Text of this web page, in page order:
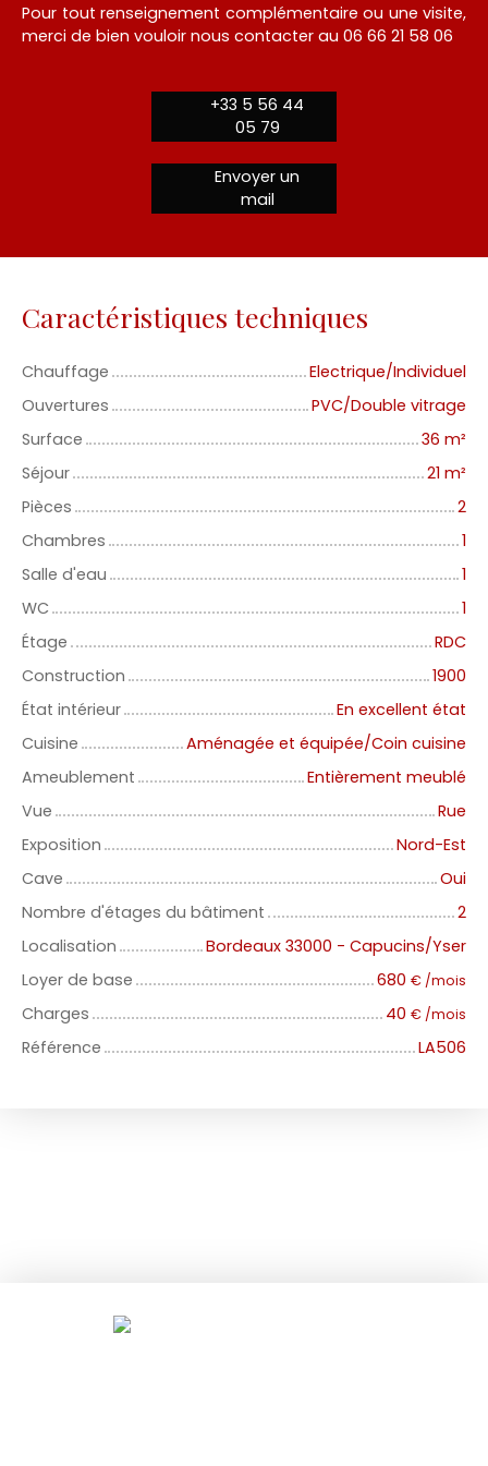
Pour tout renseignement complémentaire ou une visite,
merci de bien vouloir nous contacter au 06 66 21 58 06
+33 5 56 44
05 79
Envoyer un
mail
Caractéristiques techniques
Chauffage
Electrique/Individuel
Ouvertures
PVC/Double vitrage
Surface
36 m²
Séjour
21 m²
Pièces
2
Chambres
1
Salle d'eau
1
WC
1
Étage
RDC
Construction
1900
État intérieur
En excellent état
Cuisine
Aménagée et équipée/Coin cuisine
Ameublement
Entièrement meublé
Vue
Rue
Exposition
Nord-Est
Cave
Oui
Nombre d'étages du bâtiment
2
Localisation
Bordeaux 33000 - Capucins/Yser
Loyer de base
680 € /mois
Charges 40 € /mois
Référence LA506